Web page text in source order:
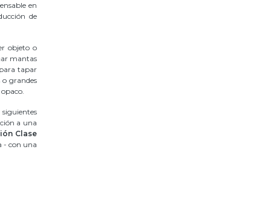
en
de
objeto o
mantas
tapar
grandes
a una
Clase
- con una